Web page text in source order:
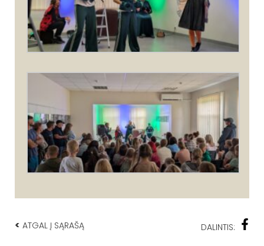
< ATGAL Į SĄRAŠĄ DALINTIS: